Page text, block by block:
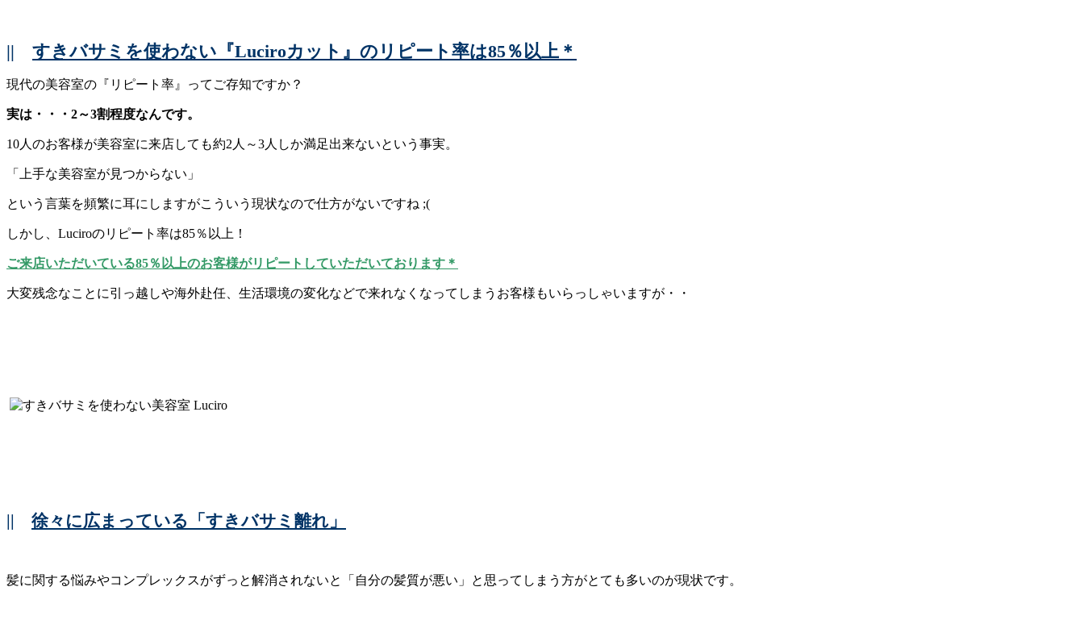
|| すきバサミを使わない『Luciroカット』のリピート率は85％以上＊
現代の美容室の『リピート率』ってご存知ですか？
実は・・・2～3割程度なんです。
10人のお客様が美容室に来店しても約2人～3人しか満足出来ないという事実。
「上手な美容室が見つからない」
という言葉を頻繁に耳にしますがこういう現状なので仕方がないですね ;(
しかし、Luciroのリピート率は85％以上！
ご来店いただいている85％以上のお客様がリピートしていただいております＊
大変残念なことに引っ越しや海外赴任、生活環境の変化などで来れなくなってしまうお客様もいらっしゃいますが・・
|| 徐々に広まっている「すきバサミ離れ」
髪に関する悩みやコンプレックスがずっと解消されないと「自分の髪質が悪い」と思ってしまう方がとても多いのが現状です。